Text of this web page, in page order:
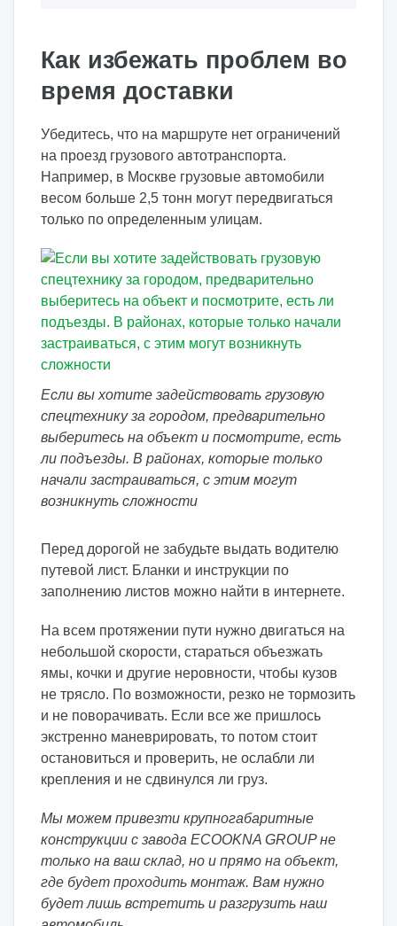
Как избежать проблем во
время доставки
Убедитесь, что на маршруте нет ограничений
на проезд грузового автотранспорта.
Например, в Москве грузовые автомобили
весом больше 2,5 тонн могут передвигаться
только по определенным улицам.
Если вы хотите задействовать грузовую
спецтехнику за городом, предварительно
выберитесь на объект и посмотрите, есть
ли подъезды. В районах, которые только
начали застраиваться, с этим могут
возникнуть сложности
Перед дорогой не забудьте выдать водителю
путевой лист. Бланки и инструкции по
заполнению листов можно найти в интернете.
На всем протяжении пути нужно двигаться на
небольшой скорости, стараться объезжать
ямы, кочки и другие неровности, чтобы кузов
не трясло. По возможности, резко не тормозить
и не поворачивать. Если все же пришлось
экстренно маневрировать, то потом стоит
остановиться и проверить, не ослабли ли
крепления и не сдвинулся ли груз.
Мы можем привезти крупногабаритные
конструкции с завода ECOOKNA GROUP не
только на ваш склад, но и прямо на объект,
где будет проходить монтаж. Вам нужно
будет лишь встретить и разгрузить наш